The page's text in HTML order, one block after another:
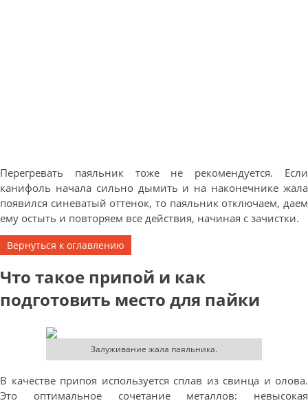
Перегревать паяльник тоже не рекомендуется. Если
канифоль начала сильно дымить и на наконечнике жала
появился синеватый оттенок, то паяльник отключаем, даем
ему остыть и повторяем все действия, начиная с зачистки.
Вернуться к оглавлению
Что такое припой и как
подготовить место для пайки
Залуживание жала паяльника.
В качестве припоя используется сплав из свинца и олова.
Это оптимальное сочетание металлов: невысокая